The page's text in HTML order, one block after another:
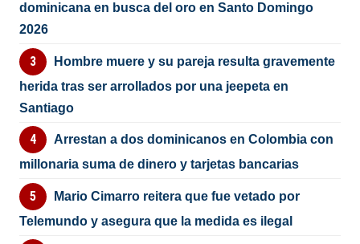
dominicana en busca del oro en Santo Domingo
2026
Hombre muere y su pareja resulta gravemente
herida tras ser arrollados por una jeepeta en
Santiago
Arrestan a dos dominicanos en Colombia con
millonaria suma de dinero y tarjetas bancarias
Mario Cimarro reitera que fue vetado por
Telemundo y asegura que la medida es ilegal